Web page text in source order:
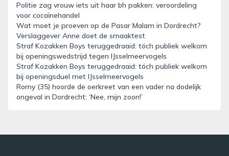
Politie zag vrouw iets uit haar bh pakken: veroordeling
voor cocaïnehandel
Wat moet je proeven op de Pasar Malam in Dordrecht?
Verslaggever Anne doet de smaaktest
Straf Kozakken Boys teruggedraaid: tóch publiek welkom
bij openingswedstrijd tegen IJsselmeervogels
Straf Kozakken Boys teruggedraaid: tóch publiek welkom
bij openingsduel met IJsselmeervogels
Romy (35) hoorde de oerkreet van een vader na dodelijk
ongeval in Dordrecht: ‘Nee, mijn zoon!’